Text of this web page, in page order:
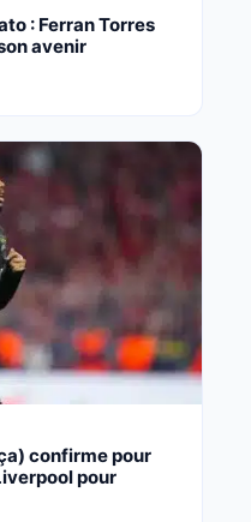
: Ferran Torres
avenir
confirme pour
pour